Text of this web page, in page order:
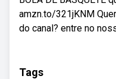
amzn.to/321jKNM
do canal? entre no
Tags